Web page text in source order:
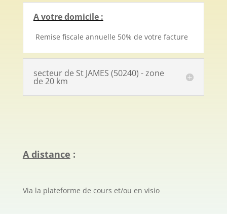
A votre domicile :
Remise fiscale annuelle 50% de votre facture
secteur de St JAMES (50240) - zone
de 20 km
A distance :
Via la plateforme de cours et/ou en visio